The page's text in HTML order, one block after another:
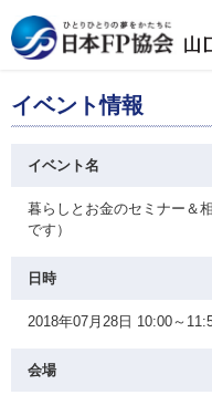
イベント情報
イベント名
暮らしとお金のセミナー＆
です）
日時
2018年07月28日 10:00～
会場